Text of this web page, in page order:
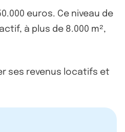
euros. Ce niveau de
à plus de 8.000 m²,
ses revenus locatifs et